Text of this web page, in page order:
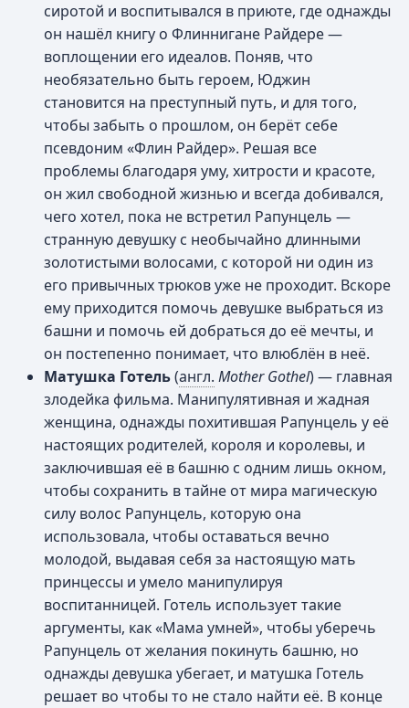
сиротой и воспитывался в приюте, где однажды
он нашёл книгу о Флиннигане Райдере —
воплощении его идеалов. Поняв, что
необязательно быть героем, Юджин
становится на преступный путь, и для того,
чтобы забыть о прошлом, он берёт себе
псевдоним «Флин Райдер». Решая все
проблемы благодаря уму, хитрости и красоте,
он жил свободной жизнью и всегда добивался,
чего хотел, пока не встретил Рапунцель —
странную девушку с необычайно длинными
золотистыми волосами, с которой ни один из
его привычных трюков уже не проходит. Вскоре
ему приходится помочь девушке выбраться из
башни и помочь ей добраться до её мечты, и
он постепенно понимает, что влюблён в неё.
Матушка Готель(англ. Mother Gothel) — главная
злодейка фильма. Манипулятивная и жадная
женщина, однажды похитившая Рапунцель у её
настоящих родителей, короля и королевы, и
заключившая её в башню с одним лишь окном,
чтобы сохранить в тайне от мира магическую
силу волос Рапунцель, которую она
использовала, чтобы оставаться вечно
молодой, выдавая себя за настоящую мать
принцессы и умело манипулируя
воспитанницей. Готель использует такие
аргументы, как «Мама умней», чтобы уберечь
Рапунцель от желания покинуть башню, но
однажды девушка убегает, и матушка Готель
решает во чтобы то не стало найти её. В конце